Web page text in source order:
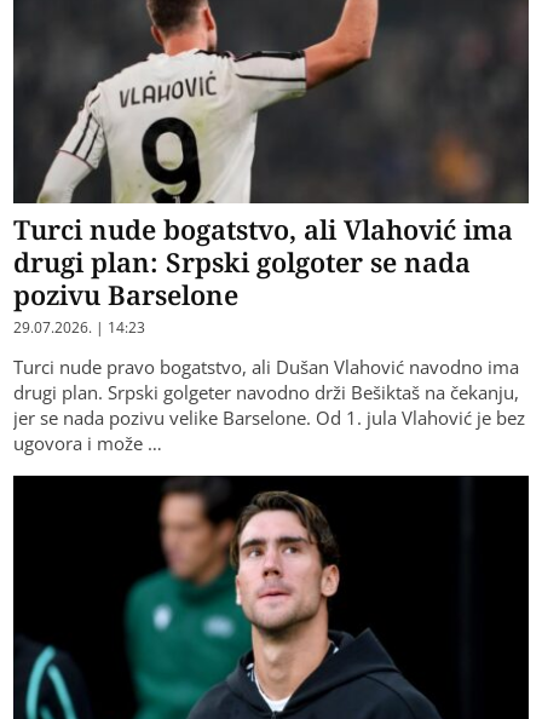
Turci nude bogatstvo, ali Vlahović ima
drugi plan: Srpski golgoter se nada
pozivu Barselone
29.07.2026. | 14:23
Turci nude pravo bogatstvo, ali Dušan Vlahović navodno ima
drugi plan. Srpski golgeter navodno drži Bešiktaš na čekanju,
jer se nada pozivu velike Barselone. Od 1. jula Vlahović je bez
ugovora i može …